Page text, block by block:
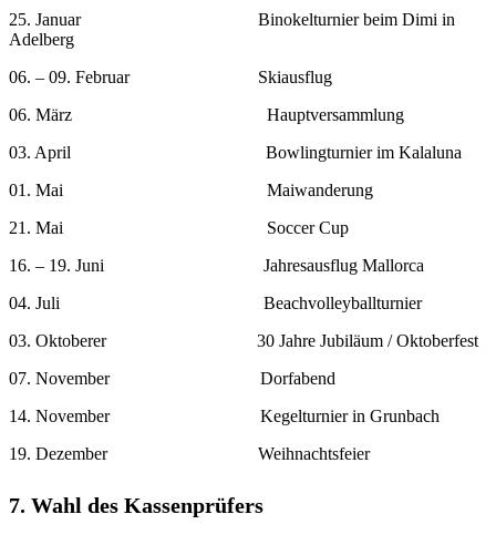
25. Januar Binokelturnier beim Dimi in
Adelberg
06. – 09. Februar Skiausflug
06. März Hauptversammlung
03. April Bowlingturnier im Kalaluna
01. Mai Maiwanderung
21. Mai Soccer Cup
16. – 19. Juni Jahresausflug Mallorca
04. Juli Beachvolleyballturnier
03. Oktoberer 30 Jahre Jubiläum / Oktoberfest
07. November Dorfabend
14. November Kegelturnier in Grunbach
19. Dezember Weihnachtsfeier
7. Wahl des Kassenprüfers